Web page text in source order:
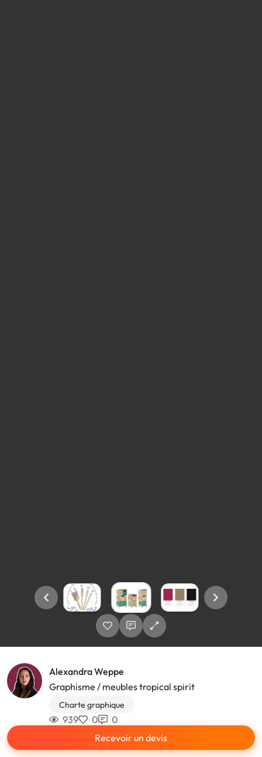
Alexandra Weppe
Graphisme / meubles tropical spirit
Charte graphique
939 0
0
Recevoir un devis